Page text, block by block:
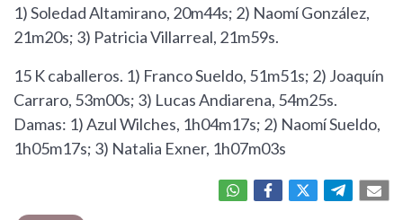
1) Soledad Altamirano, 20m44s; 2) Naomí González,
21m20s; 3) Patricia Villarreal, 21m59s.
15 K caballeros. 1) Franco Sueldo, 51m51s; 2) Joaquín
Carraro, 53m00s; 3) Lucas Andiarena, 54m25s.
Damas: 1) Azul Wilches, 1h04m17s; 2) Naomí Sueldo,
1h05m17s; 3) Natalia Exner, 1h07m03s